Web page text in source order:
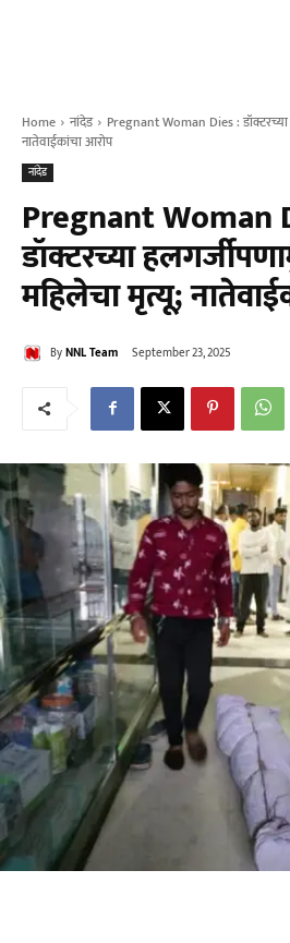
Home नांदेड
Pregnant Woman Dies :
नातेवाईकांचा आरोप
नांदेड
Pregnant Woman
डॉक्टरच्या
महिलेचा मृत्यू;
ByNNL Team September 23, 2025